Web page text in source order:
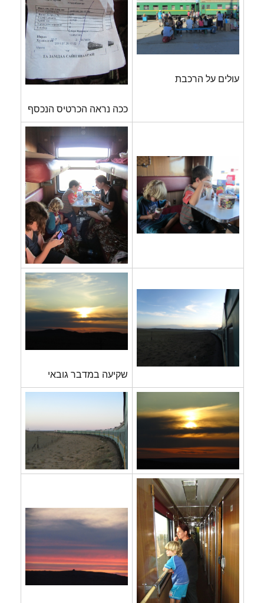
עולים על הרכבת
ככה נראה הכרטיס הנכסף
שקיעה במדבר גובאי